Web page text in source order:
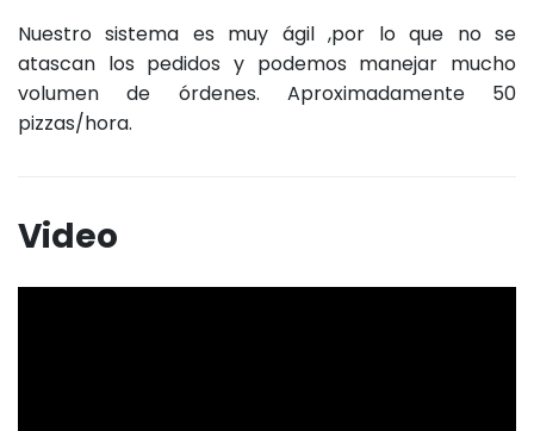
Nuestro sistema es muy ágil ,por lo que no se
atascan los pedidos y podemos manejar mucho
volumen de órdenes. Aproximadamente 50
pizzas/hora.
Video